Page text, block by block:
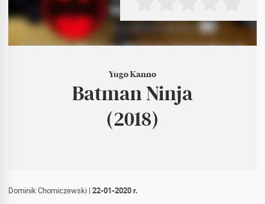
Yugo Kanno
Batman Ninja
(2018)
Dominik Chomiczewski | 22-01-2020 r.